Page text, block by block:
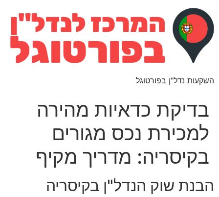
השקעות נדל"ן בפורטוגל
בדיקת כדאיות מהירה
למכירת נכס מגורים
בקיסריה: מדריך מקיף
הבנת שוק הנדל"ן בקיסריה